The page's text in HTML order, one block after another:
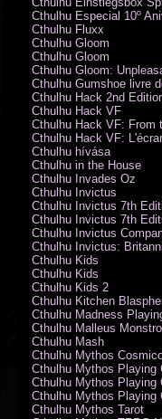
Cthulhu Especial 10º
Cthulhu Fluxx
Cthulhu Gloom
Cthulhu Gloom
Cthulhu Gloom:
Cthulhu Gumshoe livre
Cthulhu Hack 2nd
Cthulhu Hack VF
Cthulhu Hack VF: From
Cthulhu Hack VF:
Cthulhu hívása
Cthulhu in the House
Cthulhu Invades Oz
Cthulhu Invictus
Cthulhu Invictus 7th
Cthulhu Invictus 7th
Cthulhu Invictus
Cthulhu Invictus:
Cthulhu Kids
Cthulhu Kids
Cthulhu Kids 2
Cthulhu Kitchen
Cthulhu Madness
Cthulhu Malleus
Cthulhu Mash
Cthulhu Mythos
Cthulhu Mythos Playing
Cthulhu Mythos Playing
Cthulhu Mythos Playing
Cthulhu Mythos Tarot